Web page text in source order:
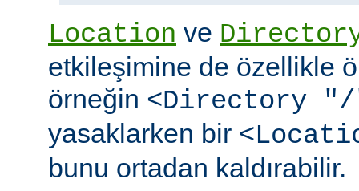
Location ve
etkileşimine de özellikle
örneğin <Directory "/
yasaklarken bir
bunu ortadan kaldırabilir.